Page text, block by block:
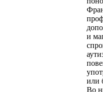
и
или
Во